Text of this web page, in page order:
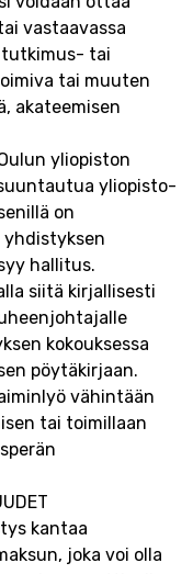
vastaavassa
tutkimus- tai
tai muuten
akateemisen
yliopiston
yliopisto-
on
yhdistyksen
hallitus.
siitä kirjallisesti
kokouksessa
pöytäkirjaan.
vähintään
tai toimillaan
kantaa
joka voi olla